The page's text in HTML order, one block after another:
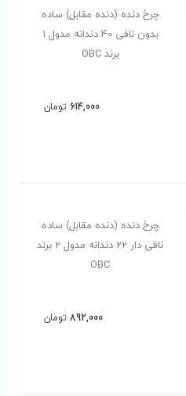
چرخ دنده (دنده مقابل) ساده
بدون نافی 40 دندانه مدول 1
برند OBC
614,000 تومان
چرخ دنده (دنده مقابل) ساده
نافی دار 22 دندانه مدول 2 برند
OBC
892,000 تومان